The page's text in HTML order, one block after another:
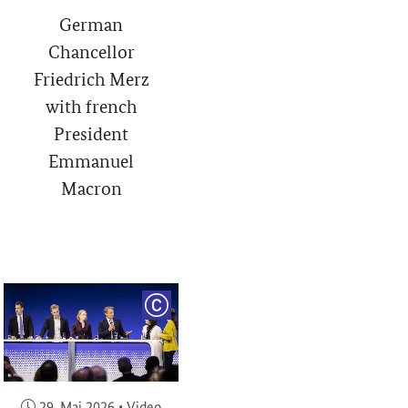
German
Chancellor
Friedrich Merz
with french
President
Emmanuel
Macron
COPYRIGHT